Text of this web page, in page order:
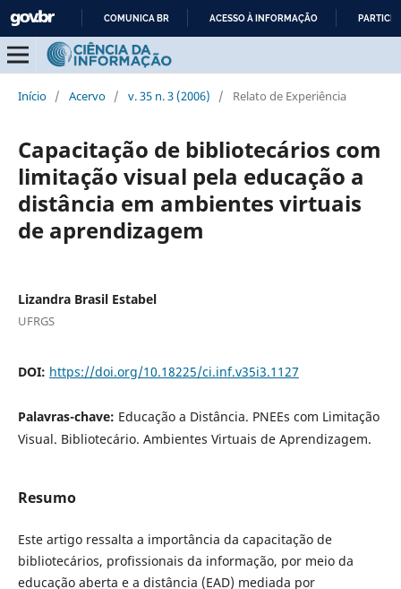
CONTEÚDO
COMUNICA BR ACESSO À INFORMAÇÃO
Início / Acervo / v. 35 n. 3 (2006) / Relato de Experiência
Capacitação de bibliotecários com
limitação visual pela educação a
distância em ambientes virtuais
de aprendizagem
Lizandra Brasil Estabel
UFRGS
DOI: https://doi.org/10.18225/ci.inf.v35i3.1127
Palavras-chave: Educação a Distância. PNEEs com Limitação
Visual. Bibliotecário. Ambientes Virtuais de Aprendizagem.
Resumo
Este artigo ressalta a importância da capacitação de
bibliotecários, profissionais da informação, por meio da
educação aberta e a distância (EAD) mediada por